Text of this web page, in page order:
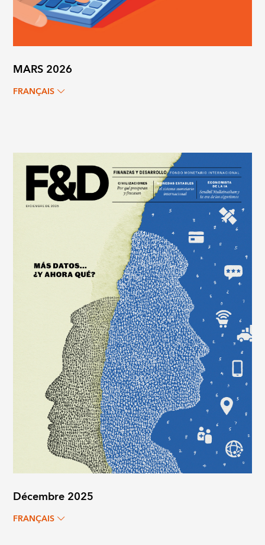
MARS 2026
FRANÇAIS
Décembre 2025
FRANÇAIS